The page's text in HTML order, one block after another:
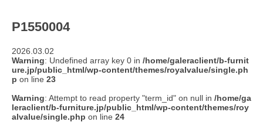
P1550004
2026.03.02
Warning: Undefined array key 0 in /home/galeraclient/b-furnit
ure.jp/public_html/wp-content/themes/royalvalue/single.ph
p on line 23
Warning: Attempt to read property "term_id" on null in /home/ga
leraclient/b-furniture.jp/public_html/wp-content/themes/roy
alvalue/single.php on line 24